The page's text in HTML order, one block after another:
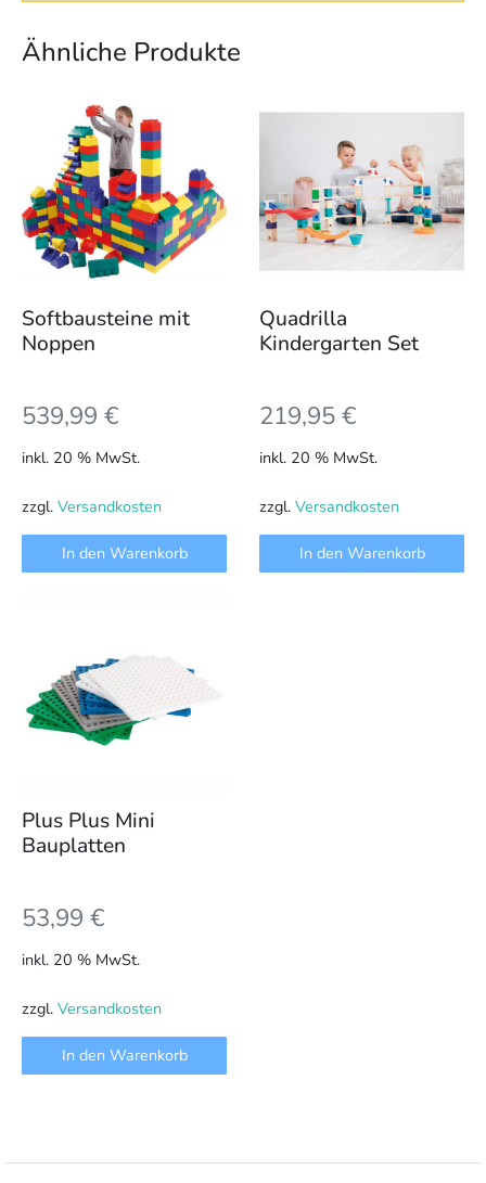
Ähnliche Produkte
Softbausteine mit
Noppen
539,99 €
inkl. 20 % MwSt.
zzgl. Versandkosten
In den Warenkorb
Quadrilla
Kindergarten Set
219,95€
inkl. 20 % MwSt.
zzgl. Versandkosten
In den Warenkorb
Plus Plus Mini
Bauplatten
53,99 €
inkl. 20 % MwSt.
zzgl. Versandkosten
In den Warenkorb